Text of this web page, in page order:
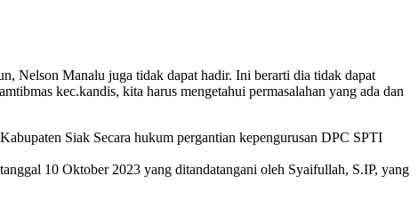
Nelson Manalu juga tidak dapat hadir. Ini berarti dia tidak dapat
kec.kandis, kita harus mengetahui permasalahan yang ada dan
Siak Secara hukum pergantian kepengurusan DPC SPTI
10 Oktober 2023 yang ditandatangani oleh Syaifullah, S.IP, yang